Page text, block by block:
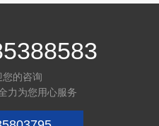
您的咨询
力为您用心服务